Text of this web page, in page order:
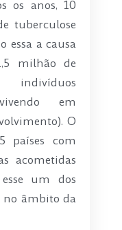
os anos, 10
tuberculose
essa a causa
milhão de
indivíduos
em
O
países com
acometidas
um dos
no âmbito da